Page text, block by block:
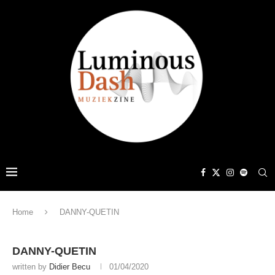
Home DANNY-QUETIN
DANNY-QUETIN
written by Didier Becu 01/04/2020